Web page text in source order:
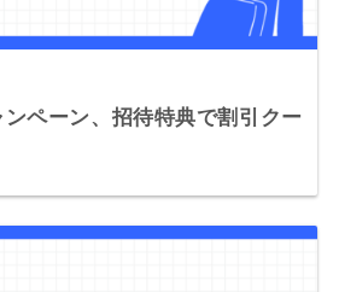
ペーン、招待特典で割引クー